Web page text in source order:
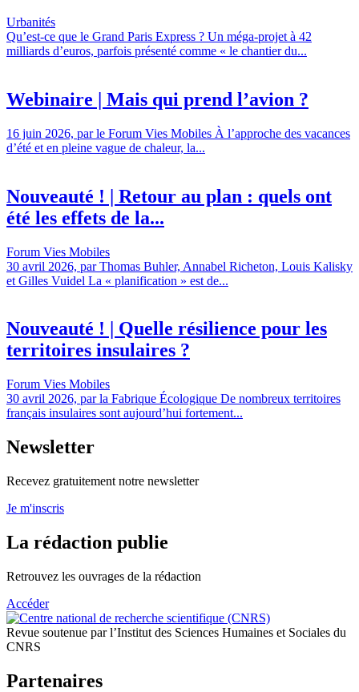
Urbanités
Qu’est-ce que le Grand Paris Express ? Un méga-projet à 42
milliards d’euros, parfois présenté comme « le chantier du...
Webinaire | Mais qui prend l’avion ?
16 juin 2026, par le Forum Vies Mobiles À l’approche des vacances
d’été et en pleine vague de chaleur, la...
Nouveauté ! | Retour au plan : quels ont
été les effets de la...
Forum Vies Mobiles
30 avril 2026, par Thomas Buhler, Annabel Richeton, Louis Kalisky
et Gilles Vuidel La « planification » est de...
Nouveauté ! | Quelle résilience pour les
territoires insulaires ?
Forum Vies Mobiles
30 avril 2026, par la Fabrique Écologique De nombreux territoires
français insulaires sont aujourd’hui fortement...
Newsletter
Recevez gratuitement notre newsletter
Je m'inscris
La rédaction publie
Retrouvez les ouvrages de la rédaction
Accéder
Revue soutenue par l’Institut des Sciences Humaines et Sociales du
CNRS
Partenaires